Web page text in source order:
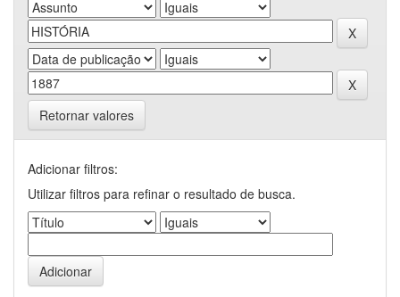
Retornar valores
Adicionar filtros:
Utilizar filtros para refinar o resultado de busca.